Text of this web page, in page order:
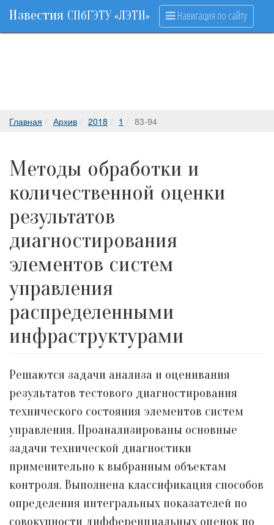
Известия СПбГЭТУ «ЛЭТИ» Навигация по сайту
Главная Архив 2018 1 83-94
Методы обработки и
количественной оценки
результатов
диагностирования
элементов систем
управления
распределенными
инфраструктурами
Решаются задачи анализа и оценивания
результатов тестового диагностирования
технического состояния элементов систем
управления. Проанализированы основные
задачи технической диагностики
применительно к выбранным объектам
контроля. Выполнена классификация способов
определения интегральных показателей по
совокупности дифференциальных оценок по